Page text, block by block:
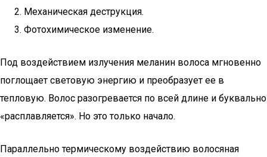
Механическая деструкция.
Фотохимическое изменение.
Под воздействием излучения меланин волоса мгновенно
поглощает световую энергию и преобразует ее в
тепловую. Волос разогревается по всей длине и буквально
«расплавляется». Но это только начало.
Параллельно термическому воздействию волосяная